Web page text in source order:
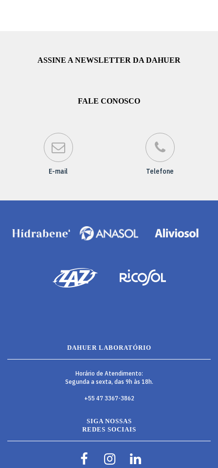
ASSINE A NEWSLETTER DA DAHUER
FALE CONOSCO
E-mail Telefone
DAHUER LABORATÓRIO
Horário de Atendimento:
Segunda a sexta, das 9h às 18h.
+55 47 3367-3862
SIGA NOSSAS
REDES SOCIAIS